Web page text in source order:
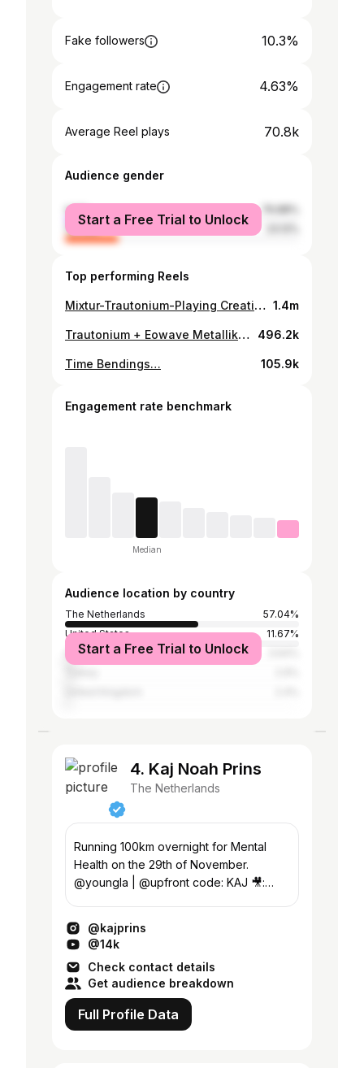
Fake followers 10.3%
Engagement rate 4.63%
Average Reel plays 70.8k
Audience gender
male
female
Start a Free Trial to Unlock
Top performing Reels
Mixtur-Trautonium-Playing Creating a new idea 1.4m
Trautonium + Eowave Metallik Resonator = perfect combi Preparation for the live show @concertgebouw Oct 18 (ADE) Tickets: concertgebouw.nl/ludowic [link in bio] 496.2k
Time Bendings… 105.9k
Engagement rate benchmark
Median
Audience location by country
The Netherlands
57.04%
United States
11.67%
Germany
Start a Free Trial to Unlock
4. Kaj Noah Prins
The Netherlands
Running 100km overnight for Mental
Health on the 29th of November.
@youngla | @upfront code: KAJ 🎥:
@kajprins
@14k
Check contact details
Get audience breakdown
Full Profile Data